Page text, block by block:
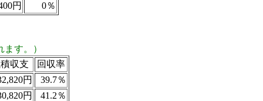
円
0％
す。）
収支
回収率
円
39.7％
円
41.2％